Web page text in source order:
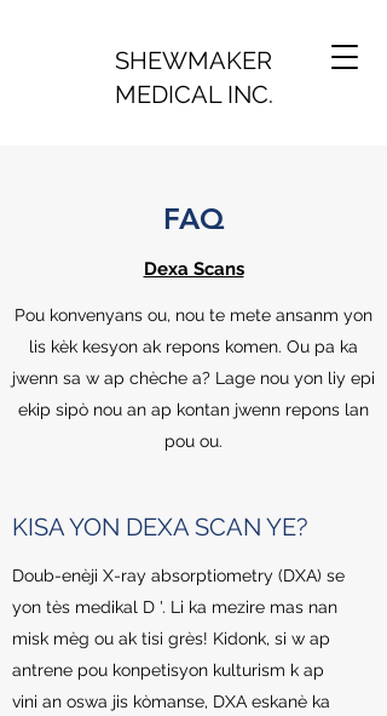
SHEWMAKER
MEDICAL INC.
FAQ
Dexa Scans
Pou konvenyans ou, nou te mete ansanm yon
lis kèk kesyon ak repons komen. Ou pa ka
jwenn sa w ap chèche a? Lage nou yon liy epi
ekip sipò nou an ap kontan jwenn repons lan
pou ou.
KISA YON DEXA SCAN YE?
Doub-enèji X-ray absorptiometry (DXA) se
yon tès medikal D '. Li ka mezire mas nan
misk mèg ou ak tisi grès! Kidonk, si w ap
antrene pou konpetisyon kulturism k ap
vini an oswa jis kòmanse, DXA eskanè ka